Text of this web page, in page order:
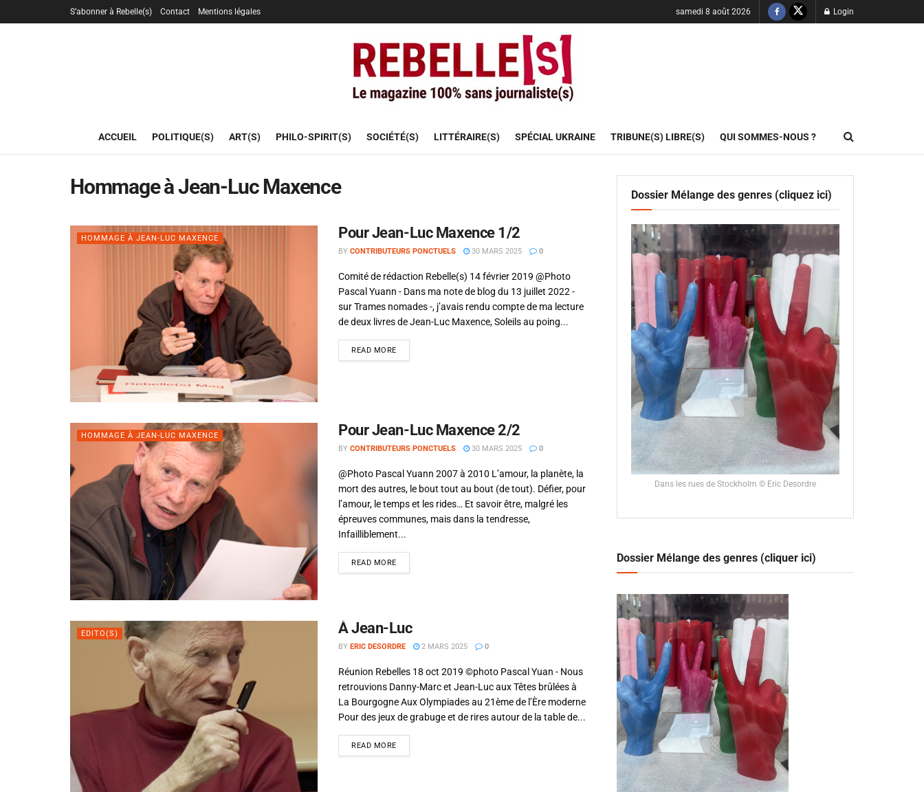
S’abonner à Rebelle(s) Contact Mentions légales samedi 8 août 2026 Login
ACCUEIL POLITIQUE(S) ART(S) PHILO-SPIRIT(S) SOCIÉTÉ(S) LITTÉRAIRE(S) SPÉCIAL UKRAINE TRIBUNE(S) LIBRE(S) QUI SOMMES-NOUS ?
Hommage à Jean-Luc Maxence
HOMMAGE À JEAN-LUC MAXENCE Pour Jean-Luc Maxence 1/2
BY CONTRIBUTEURS PONCTUELS 30 MARS 2025 0
Comité de rédaction Rebelle(s) 14 février 2019 @Photo
Pascal Yuann - Dans ma note de blog du 13 juillet 2022 -
sur Trames nomades -, j’avais rendu compte de ma lecture
de deux livres de Jean-Luc Maxence, Soleils au poing...
READ MORE
HOMMAGE À JEAN-LUC MAXENCE Pour Jean-Luc Maxence 2/2
BY CONTRIBUTEURS PONCTUELS 30 MARS 2025 0
@Photo Pascal Yuann 2007 à 2010 L’amour, la planète, la
mort des autres, le bout tout au bout (de tout). Défier, pour
l’amour, le temps et les rides… Et savoir être, malgré les
épreuves communes, mais dans la tendresse,
Infailliblement...
READ MORE
EDITO(S) À Jean-Luc
BY ERIC DESORDRE 2 MARS 2025 0
Réunion Rebelles 18 oct 2019 ©photo Pascal Yuan - Nous
retrouvions Danny-Marc et Jean-Luc aux Têtes brûlées à
La Bourgogne Aux Olympiades au 21ème de l’Ère moderne
Pour des jeux de grabuge et de rires autour de la table de...
READ MORE
Dossier Mélange des genres (cliquez ici)
Dans les rues de Stockholm © Eric Desordre
Dossier Mélange des genres (cliquer ici)